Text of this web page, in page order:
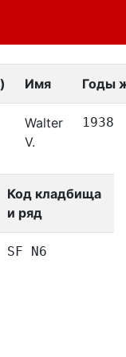
Имя Годы
Walter
V.
1938
Код кладбища
и ряд
SF N6